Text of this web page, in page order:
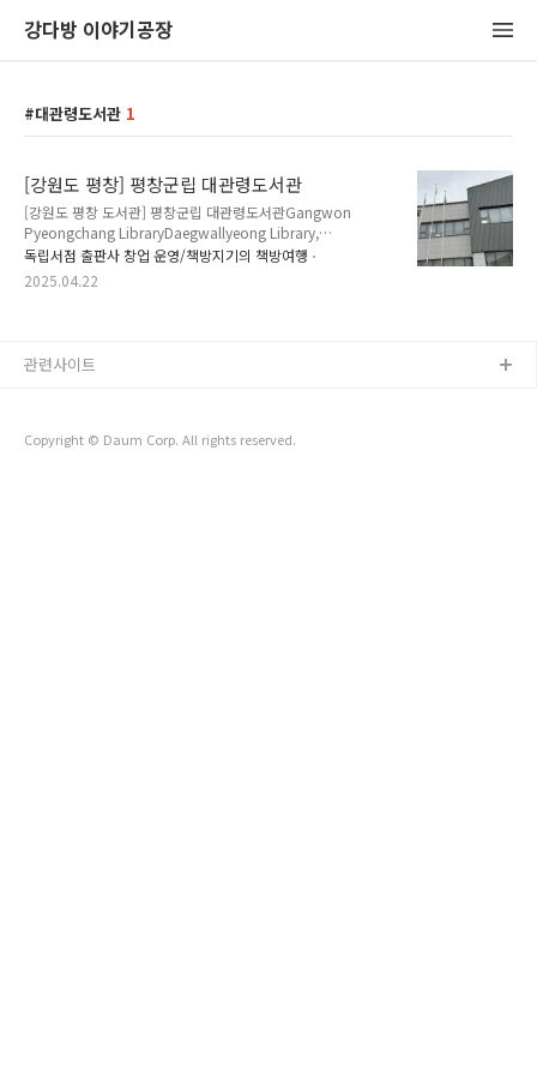
강다방 이야기공장
대관령도서관 1
[강원도 평창] 평창군립 대관령도서관
[강원도 평창 도서관] 평창군립 대관령도서관Gangwon
Pyeongchang LibraryDaegwallyeong Library,
Pyeongchang County주소 Address :강원특별자치도 평창군
대관령면 대관령로 83-2 (횡계리 335-45)이용시간 Opening
Hours :평일 Weekday 09:00~20:00주말 Weekend
https://www.pc.go.kr/lib/main/contents.do?idx=4460
대관령도서관 > 도서관 소개 | 평창군립도서관" data-og-
독립서점 출판사 창업 운영/책방지기의 책방여행
2025.04.22
Copyright © Daum Corp. All rights reserved.
관련사이트